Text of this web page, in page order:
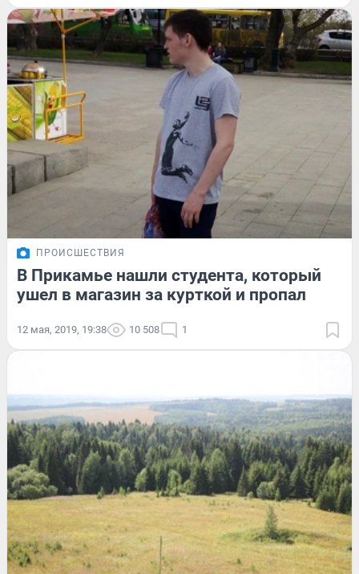
ПРОИСШЕСТВИЯ
В Прикамье нашли студента, который
ушел в магазин за курткой и пропал
12 мая, 2019, 19:38 10 508 1